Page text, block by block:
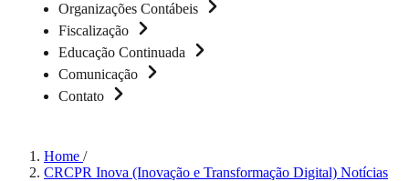
Organizações Contábeis
Fiscalização
Educação Continuada
Comunicação
Contato
Home /
CRCPR Inova (Inovação e Transformação Digital) Notícias